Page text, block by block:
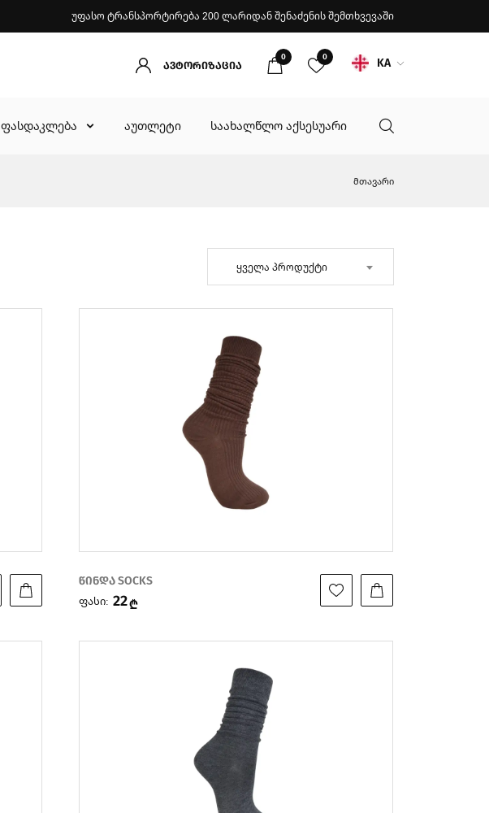
უფასო ტრანსპორტირება 200 ლარიდან შენაძენის შემთხვევაში
ავტორიზაცია
0 0 KA
ფასდაკლება აუთლეტი საახალწლო აქსესუარი
მთავარი
ყველა პროდუქტი
წინდა SOCKS
ფასი: 22₾